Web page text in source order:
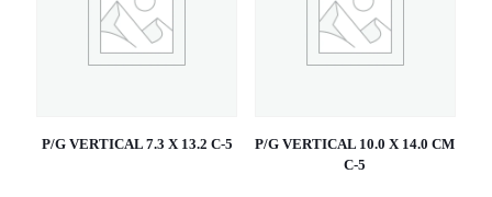
P/G VERTICAL 7.3 X 13.2 C-5
P/G VERTICAL 10.0 X 14.0 CM
C-5